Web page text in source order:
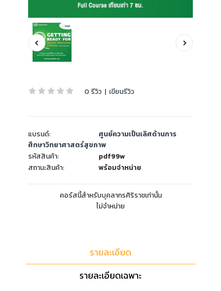
0 รีวิว | เขียนรีวิว
แบรนด์:
ศูนย์ความเป็นเลิศด้านการ
ศึกษาวิทยาศาสตร์สุขภาพ
รหัสสินค้า:
pdf99w
สถานะสินค้า:
พร้อมจำหน่าย
คอร์สนี้สำหรับบุคลากรศิริราชเท่านั้น
ไม่จำหน่าย
รายละเอียด
รายละเอียดเฉพาะ